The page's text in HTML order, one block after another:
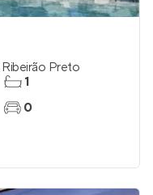
Ribeirão Preto
1
0